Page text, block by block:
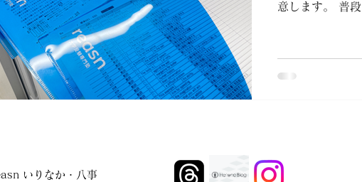
意します。 普
いりなか・八事